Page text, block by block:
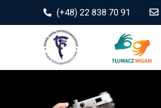
(+48) 22 838 70 91